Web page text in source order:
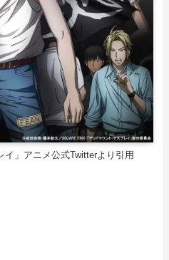
イ」アニメ公式Twitterより引用